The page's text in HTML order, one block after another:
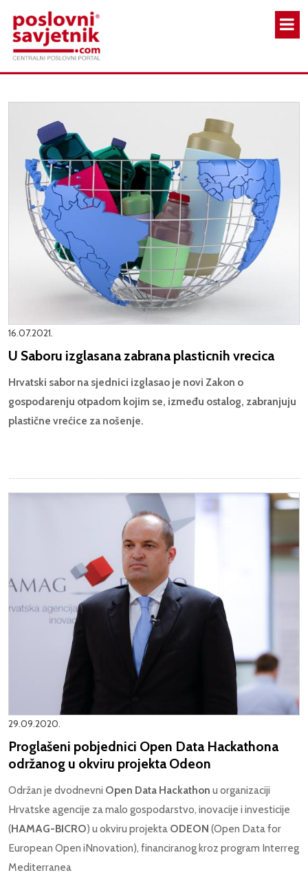
16.07.2021.
U Saboru izglasana zabrana plasticnih vrecica
Hrvatski sabor na sjednici izglasao je novi Zakon o
gospodarenju otpadom kojim se, između ostalog, zabranjuju
plastične vrećice za nošenje.
29.09.2020.
Proglašeni pobjednici Open Data Hackathona
održanog u okviru projekta Odeon
Održan je dvodnevni Open Data Hackathon u organizaciji
Hrvatske agencije za malo gospodarstvo, inovacije i investicije
(HAMAG-BICRO) u okviru projekta ODEON (Open Data for
European Open iNnovation), financiranog kroz program Interreg
Mediterranea